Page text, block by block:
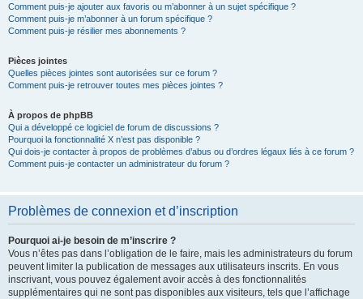
Comment puis-je ajouter aux favoris ou m’abonner à un sujet spécifique ?
Comment puis-je m’abonner à un forum spécifique ?
Comment puis-je résilier mes abonnements ?
Pièces jointes
Quelles pièces jointes sont autorisées sur ce forum ?
Comment puis-je retrouver toutes mes pièces jointes ?
À propos de phpBB
Qui a développé ce logiciel de forum de discussions ?
Pourquoi la fonctionnalité X n’est pas disponible ?
Qui dois-je contacter à propos de problèmes d’abus ou d’ordres légaux liés à ce forum ?
Comment puis-je contacter un administrateur du forum ?
Problèmes de connexion et d’inscription
Pourquoi ai-je besoin de m’inscrire ?
Vous n’êtes pas dans l’obligation de le faire, mais les administrateurs du forum
peuvent limiter la publication de messages aux utilisateurs inscrits. En vous
inscrivant, vous pouvez également avoir accès à des fonctionnalités
supplémentaires qui ne sont pas disponibles aux visiteurs, tels que l’affichage